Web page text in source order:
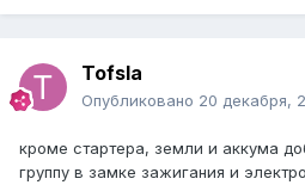
Tofsla
Опубликовано 20 декабря,
кроме стартера, земли и аккума
группу в замке зажигания и